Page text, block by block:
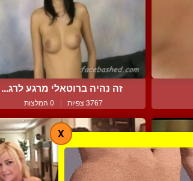
זה נהיה ברוטאלי מרגע לרג...
3767 צפיות | 0 המלצות
X